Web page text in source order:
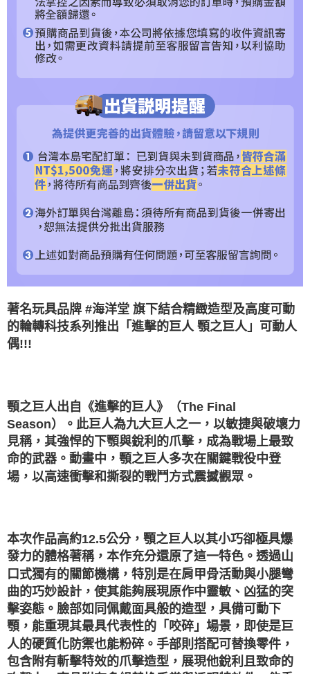
著名玩具品牌 #海洋堂 旗下結合精緻造型及高度可動
的輪轉科技系列推出「進擊的巨人 顎之巨人」可動人
偶!!!
顎之巨人出自《進擊的巨人》（The Final
Season）。此巨人為九大巨人之一，以敏捷與破壞力
見稱，其強悍的下顎與銳利的爪擊，成為戰場上最致
命的武器。動畫中，顎之巨人多次在關鍵戰役中登
場，以高速衝擊和撕裂的戰鬥方式震撼觀眾。
本次作品高約12.5公分，顎之巨人以其小巧卻極具爆
發力的體格著稱，本作充分還原了這一特色。透過山
口式獨有的關節機構，特別是在肩甲骨活動與小腿彎
曲的巧妙設計，使其能夠展現原作中靈敏、凶猛的突
擊姿態。臉部如同佩戴面具般的造型，具備可動下
顎，能重現其最具代表性的「咬碎」場景，即使是巨
人的硬質化防禦也能粉碎。手部則搭配可替換零件，
包含附有斬擊特效的爪擊造型，展現他銳利且致命的